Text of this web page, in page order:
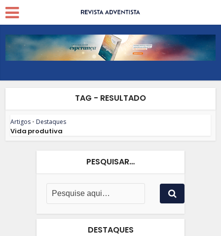
TAG - RESULTADO
Artigos • Destaques
Vida produtiva
PESQUISAR…
DESTAQUES